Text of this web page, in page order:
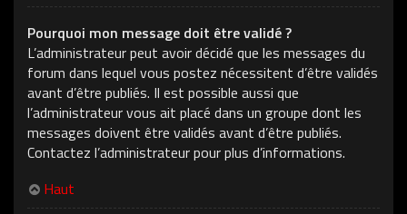
Pourquoi mon message doit être validé ?
L’administrateur peut avoir décidé que les messages du
forum dans lequel vous postez nécessitent d’être validés
avant d’être publiés. Il est possible aussi que
l’administrateur vous ait placé dans un groupe dont les
messages doivent être validés avant d’être publiés.
Contactez l’administrateur pour plus d’informations.
Haut